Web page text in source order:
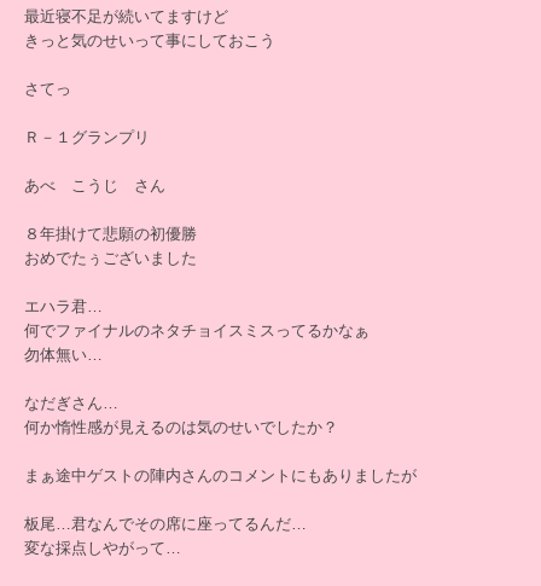
最近寝不足が続いてますけど
きっと気のせいって事にしておこう
さてっ
Ｒ－１グランプリ
あべ こうじ さん
８年掛けて悲願の初優勝
おめでたぅございました
エハラ君…
何でファイナルのネタチョイスミスってるかなぁ
勿体無い…
なだぎさん…
何か惰性感が見えるのは気のせいでしたか？
まぁ途中ゲストの陣内さんのコメントにもありましたが
板尾…君なんでその席に座ってるんだ…
変な採点しやがって…